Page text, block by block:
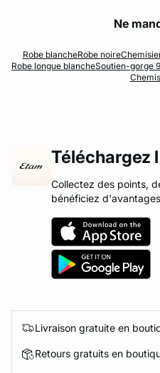
Ne
Robe blancheRobe noire
Robe longue blancheSoutien-gorge
Téléchargez
Collectez des points,
bénéficiez
Livraison gratuite en
Retours gratuits en